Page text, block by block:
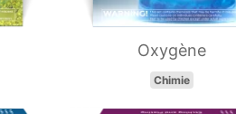
Oxygène
Chimie